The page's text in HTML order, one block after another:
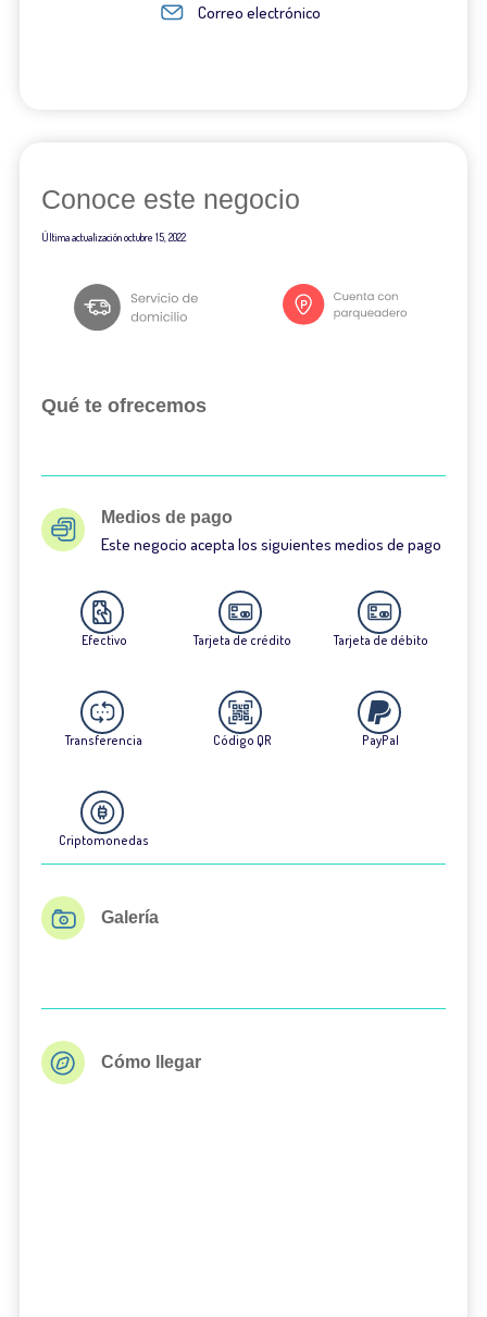
Correo electrónico
Conoce este negocio
Última actualizaciónoctubre 15, 2022
Qué te ofrecemos
Medios de pago
Este negocio acepta los siguientes medios de pago
Efectivo Tarjeta de crédito Tarjeta de débito
Transferencia Código QR PayPal
Criptomonedas
Galería
Cómo llegar